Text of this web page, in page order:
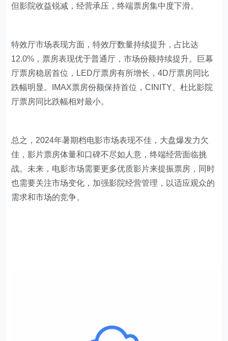
但影院收益锐减，经营承压，终端票房集中度下滑。
特效厅市场表现方面，特效厅数量持续提升，占比达
12.0%，票房表现优于普通厅，市场份额持续提升。巨幕
厅票房稳居首位，LED厅票房有所增长，4D厅票房同比
跌幅明显。IMAX票房份额保持首位，CINITY、杜比影院
厅票房同比跌幅相对最小。
总之，2024年暑期档电影市场表现不佳，大盘爆发力欠
佳，影片票房体量和口碑不尽如人意，终端经营面临挑
战。未来，电影市场需要更多优质影片来提振票房，同时
也需要关注市场变化，加强影院经营管理，以适应观众的
需求和市场的竞争。